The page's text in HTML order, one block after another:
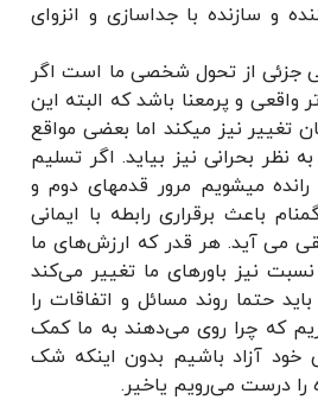
و سازنده با جداسازی و انزوای
جزئی از تحول شخصی ما است اگر
واقعی و پرمعنا باشد که البته این
تغییر نیز میکند اما بعضی مواقع
بحرانی نیز بیاید. اگر تسلیم
میشویم مرور قدمهای دوم و
باعث برقراری رابطه با ایمانی
می آید. هر قدر که ارزش‌های ما
نیز باورهای ما تغییر می‌کند
حتما روند مسائل و اتفاقات را
که چرا روی می‌دهند به ما کمک
خود آزاد باشیم بدون اینکه شک
را درست می‌رویم یاخير.